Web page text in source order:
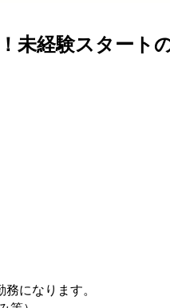
未経験スタート
になります。